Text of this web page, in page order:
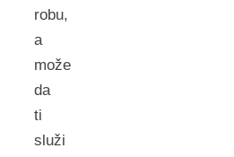
robu,
a
može
da
ti
služi